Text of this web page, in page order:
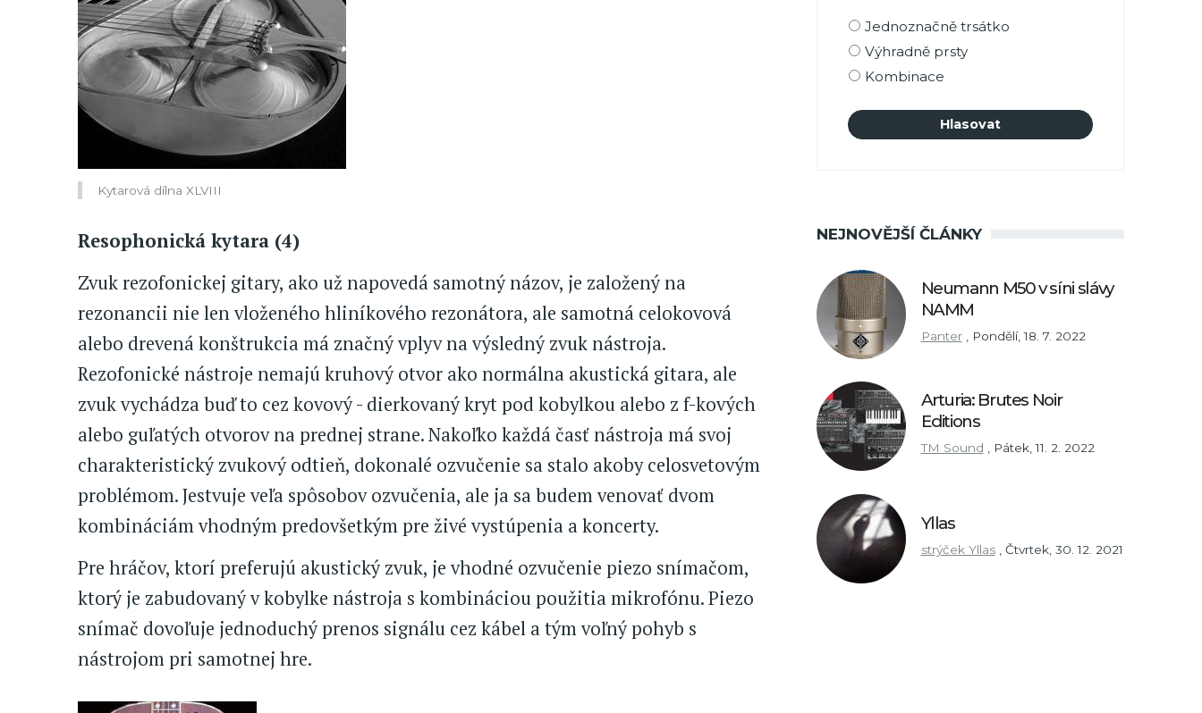
Kytarová dílna XLVIII
Resophonická kytara (4)
Zvuk rezofonickej gitary, ako už napovedá samotný názov, je založený na
rezonancii nie len vloženého hliníkového rezonátora, ale samotná celokovová
alebo drevená konštrukcia má značný vplyv na výsledný zvuk nástroja.
Rezofonické nástroje nemajú kruhový otvor ako normálna akustická gitara, ale
zvuk vychádza buď to cez kovový - dierkovaný kryt pod kobylkou alebo z f-kových
alebo guľatých otvorov na prednej strane. Nakoľko každá časť nástroja má svoj
charakteristický zvukový odtieň, dokonalé ozvučenie sa stalo akoby celosvetovým
problémom. Jestvuje veľa spôsobov ozvučenia, ale ja sa budem venovať dvom
kombináciám vhodným predovšetkým pre živé vystúpenia a koncerty.
Pre hráčov, ktorí preferujú akustický zvuk, je vhodné ozvučenie piezo snímačom,
ktorý je zabudovaný v kobylke nástroja s kombináciou použitia mikrofónu. Piezo
snímač dovoľuje jednoduchý prenos signálu cez kábel a tým voľný pohyb s
nástrojom pri samotnej hre.
Možnosti
výběru
Jednoznačně trsátko
Výhradně prsty
Kombinace
NEJNOVĚJŠÍ ČLÁNKY
Neumann M50 v síni slávy
NAMM
Panter Pondělí, 18. 7. 2022
Arturia: Brutes Noir
Editions
TM Sound , Pátek, 11. 2. 2022
Yllas
strýček Yllas Čtvrtek, 30. 12. 2021